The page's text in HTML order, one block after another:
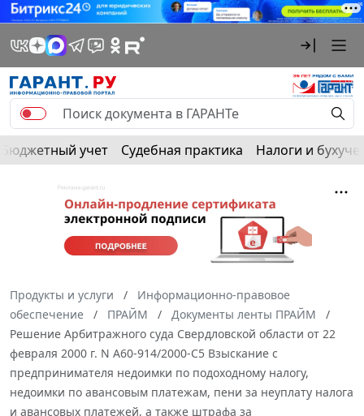
Бюджетный учет Судебная практика Налоги и
Продукты и услуги
Информационно-правовое
обеспечение
ПРАЙМ
Документы ленты ПРАЙМ
Решение Арбитражного суда Свердловской области от 22
февраля 2000 г. N А60-914/2000-С5 Взыскание с
предпринимателя недоимки по подоходному налогу,
недоимки по авансовым платежам, пени за неуплату налога
и авансовых платежей, а также штрафа за